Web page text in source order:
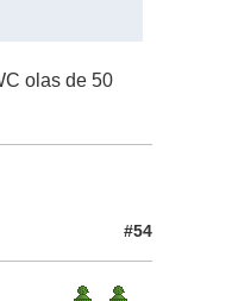
olas de 50
#54